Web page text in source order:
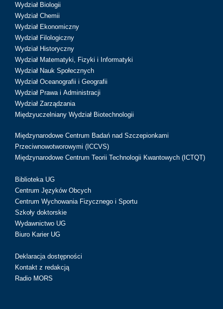
Wydział Biologii
Wydział Chemii
Wydział Ekonomiczny
Wydział Filologiczny
Wydział Historyczny
Wydział Matematyki, Fizyki i Informatyki
Wydział Nauk Społecznych
Wydział Oceanografii i Geografii
Wydział Prawa i Administracji
Wydział Zarządzania
Międzyuczelniany Wydział Biotechnologii
Międzynarodowe Centrum Badań nad Szczepionkami
Przeciwnowotworowymi (ICCVS)
Międzynarodowe Centrum Teorii Technologii Kwantowych (ICTQT)
Biblioteka UG
Centrum Języków Obcych
Centrum Wychowania Fizycznego i Sportu
Szkoły doktorskie
Wydawnictwo UG
Biuro Karier UG
Deklaracja dostępności
Kontakt z redakcją
Radio MORS